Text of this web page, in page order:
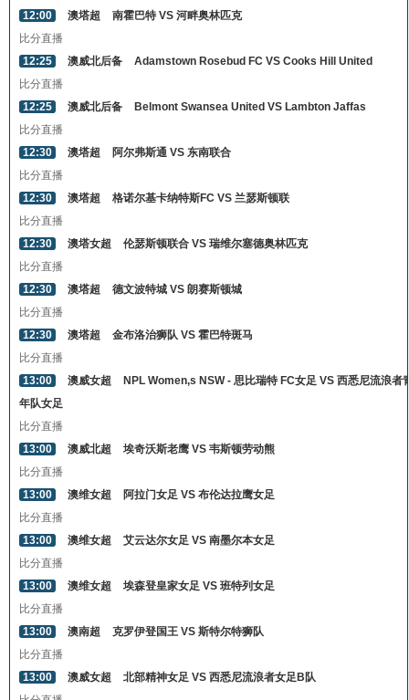
12:00
澳塔超
南霍巴特 VS 河畔奥林匹克
比分直播
12:25
澳威北后备
Adamstown Rosebud FC VS Cooks Hill United
比分直播
12:25
澳威北后备
Belmont Swansea United VS Lambton Jaffas
比分直播
12:30
澳塔超
阿尔弗斯通 VS 东南联合
比分直播
12:30
澳塔超
格诺尔基卡纳特斯FC VS 兰瑟斯顿联
比分直播
12:30
澳塔女超
伦瑟斯顿联合 VS 瑞维尔塞德奥林匹克
比分直播
12:30
澳塔超
德文波特城 VS 朗赛斯顿城
比分直播
12:30
澳塔超
金布洛治狮队 VS 霍巴特斑马
比分直播
13:00
澳威女超
NPL Women,s NSW - 思比瑞特 FC女足 VS 西悉尼流浪者
年队女足
比分直播
13:00
澳威北超
埃奇沃斯老鹰 VS 韦斯顿劳动熊
比分直播
13:00
澳维女超
阿拉门女足 VS 布伦达拉鹰女足
比分直播
13:00
澳维女超
艾云达尔女足 VS 南墨尔本女足
比分直播
13:00
澳维女超
埃森登皇家女足 VS 班特列女足
比分直播
13:00
澳南超
克罗伊登国王 VS 斯特尔特狮队
比分直播
13:00
澳威女超
北部精神女足 VS 西悉尼流浪者女足B队